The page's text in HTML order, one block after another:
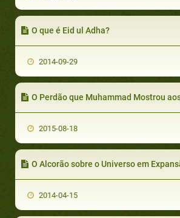
O que é Eid ul Adha?
2014-09-29
O Perdão que Muhammad Mostrou aos Não-
2015-08-18
O Alcorão sobre o Universo em Expansão e
2014-04-15